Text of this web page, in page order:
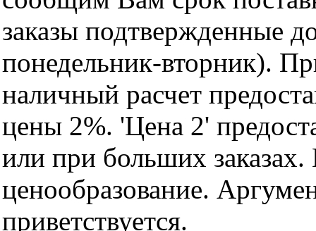
заказы подтвержденные
понедельник-вторник).
наличный расчет
цены 2%. 'Цена 2'
или при больших
ценообразование.
приветствуется.